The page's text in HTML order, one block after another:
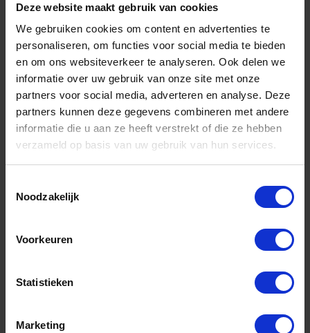
Deze website maakt gebruik van cookies
We gebruiken cookies om content en advertenties te
personaliseren, om functies voor social media te bieden
en om ons websiteverkeer te analyseren. Ook delen we
informatie over uw gebruik van onze site met onze
partners voor social media, adverteren en analyse. Deze
partners kunnen deze gegevens combineren met andere
informatie die u aan ze heeft verstrekt of die ze hebben
verzameld op basis van uw gebruik van hun services.
Noodzakelijk
Voorkeuren
Statistieken
Marketing
EUROLUX Ruit 280X205MM t.b.v.
halogeenarmatuur 1000W
Voorraad: 2 op voorraad
Gtin: 8713265021728,EBVE69.055
Artikelnummer merk: 69.055
€ 12,70 incl. BTW
Prijs per 1 Stuk